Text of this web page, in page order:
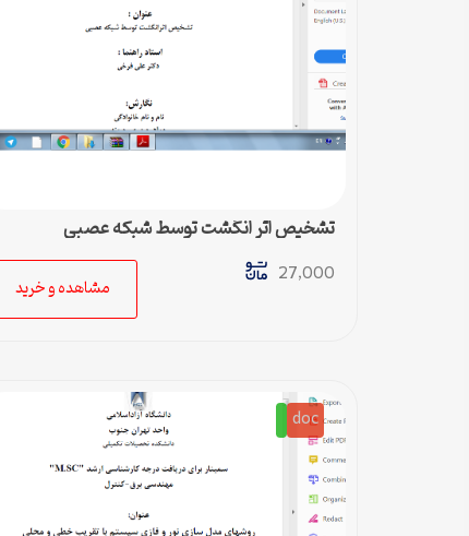
تشخیص اثر انگشت توسط شبکه عصبی
27,000
مشاهده و خرید
doc